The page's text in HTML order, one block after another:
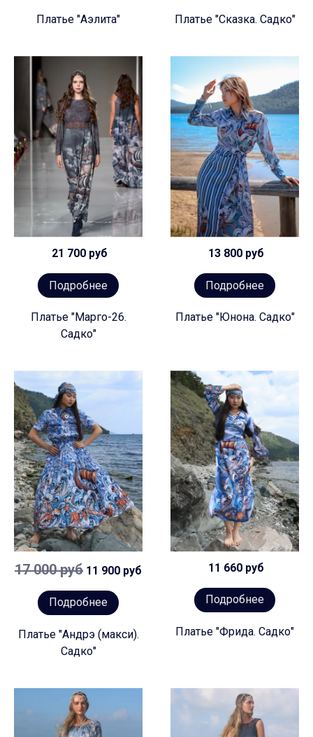
Платье "Аэлита" Платье "Сказка. Садко"
21 700 руб
Подробнее
Платье "Марго-26.
Садко"
13 800 руб
Подробнее
Платье "Юнона. Садко"
17 000 руб 11 900 руб
Подробнее
Платье "Андрэ (макси).
Садко"
11 660 руб
Подробнее
Платье "Фрида. Садко"